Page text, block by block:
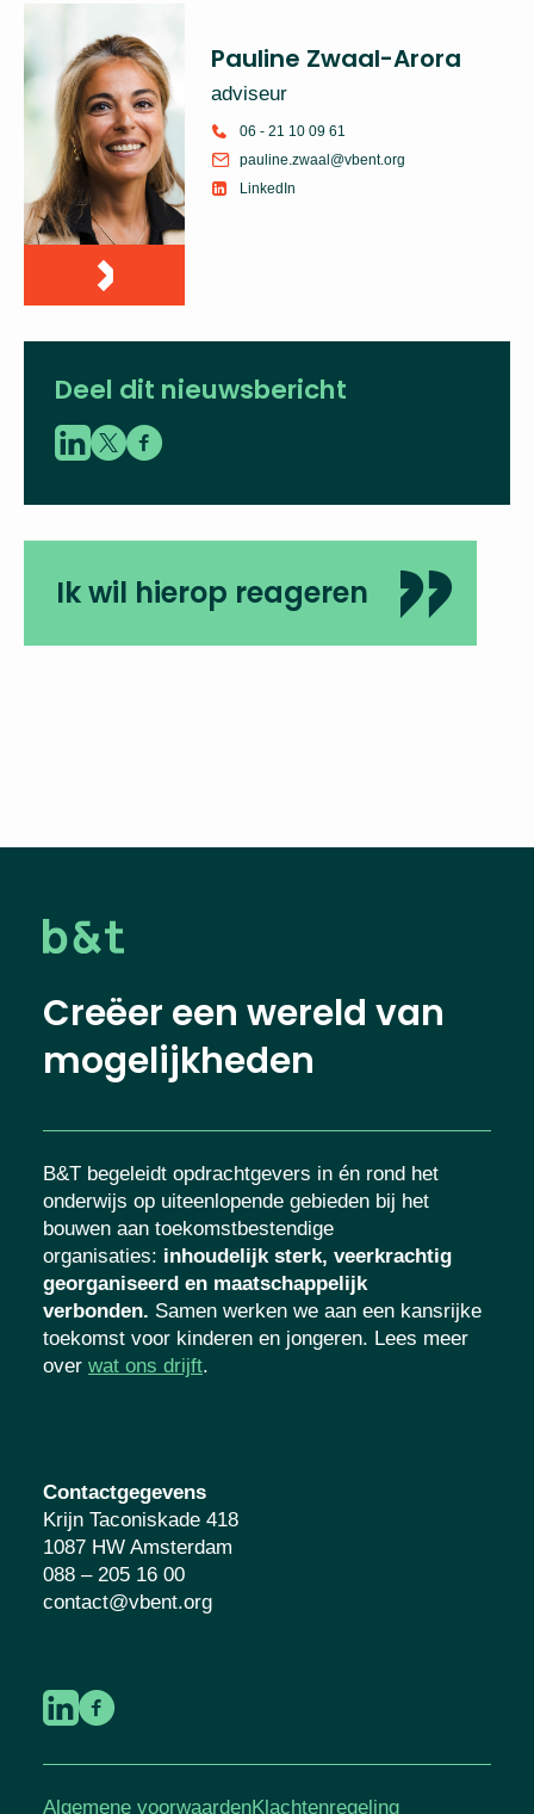
Pauline Zwaal-Arora
adviseur
06 - 21 10 09 61
pauline.zwaal@vbent.org
LinkedIn
Deel dit nieuwsbericht
Ik wil hierop reageren
Creëer een wereld van
mogelijkheden
B&T begeleidt opdrachtgevers in én rond het
onderwijs op uiteenlopende gebieden bij het
bouwen aan toekomstbestendige
organisaties: inhoudelijk sterk, veerkrachtig
georganiseerd en maatschappelijk
verbonden. Samen werken we aan een kansrijke
toekomst voor kinderen en jongeren. Lees meer
over wat ons drijft.
Contactgegevens
Krijn Taconiskade 418
1087 HW Amsterdam
088 – 205 16 00
contact@vbent.org
Algemene voorwaardenKlachtenregeling